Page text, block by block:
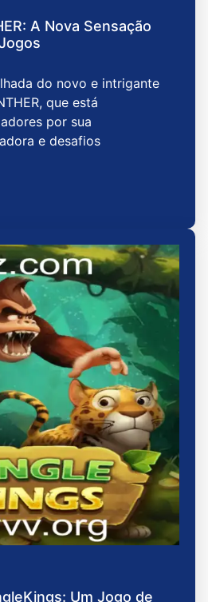
A Nova Sensação
do novo e intrigante
que está
por sua
e desafios
Um Jogo de